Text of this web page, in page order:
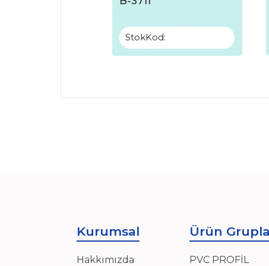
StokKod:
Kurumsal
Hakkımızda
Ürün
PVC PROFİL